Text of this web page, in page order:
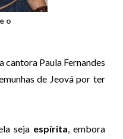
o
cantora Paula Fernandes
de Jeová por ter
seja espírita, embora